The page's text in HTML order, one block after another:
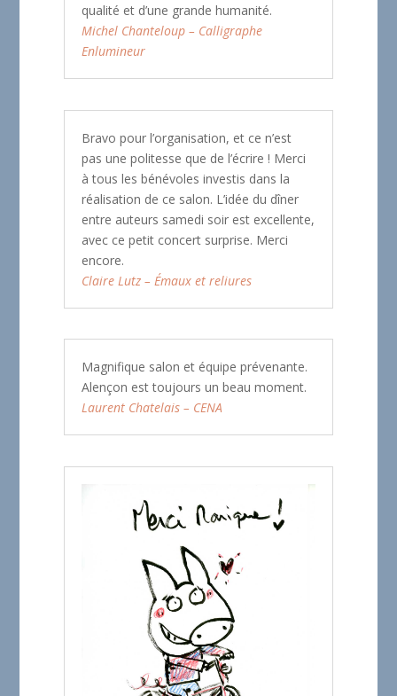
qualité et d’une grande humanité.
Michel Chanteloup – Calligraphe
Enlumineur
Bravo pour l’organisation, et ce n’est
pas une politesse que de l’écrire ! Merci
à tous les bénévoles investis dans la
réalisation de ce salon. L’idée du dîner
entre auteurs samedi soir est excellente,
avec ce petit concert surprise. Merci
encore.
Claire Lutz – Émaux et reliures
Magnifique salon et équipe prévenante.
Alençon est toujours un beau moment.
Laurent Chatelais – CENA